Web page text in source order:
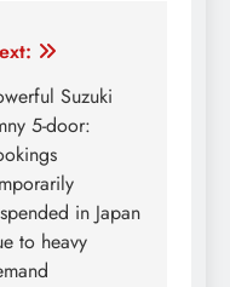
Suzuki
5-door:
in Japan
to heavy